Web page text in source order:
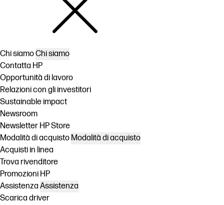
Chi siamoChi siamo
Contatta HP
Opportunità di lavoro
Relazioni con gli investitori
Sustainable impact
Newsroom
Newsletter HP Store
Modalità di acquisto Modalità di acquisto
Acquisti in linea
Trova rivenditore
Promozioni HP
Assistenza Assistenza
Scarica driver